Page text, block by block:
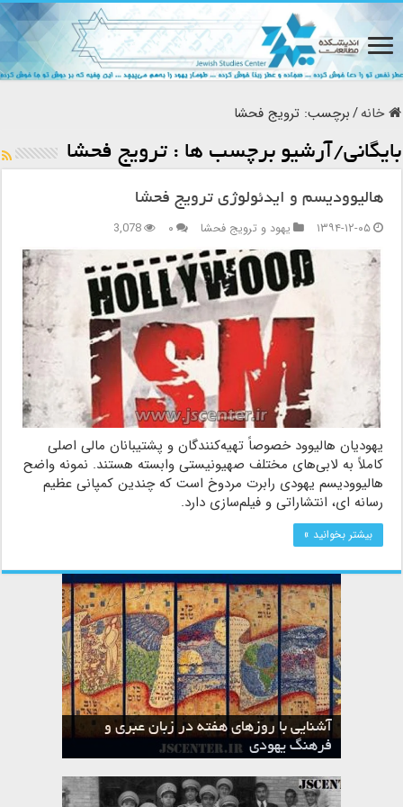
خانه/برچسب:ترویج فحشا
بایگانی/آرشیو برچسب ها :ترویج فحشا
هالیوودیسم و ایدئولوژی ترویج فحشا
۱۳۹۴-۱۲-۰۵
یهود و ترویج فحشا ۰ 3,078
یهودیان هالیوود خصوصاً تهیه‌کنندگان و پشتیبانان مالی اصلی
کاملاً به لابی‌های مختلف صهیونیستی وابسته هستند. نمونه واضح
هالیوودیسم یهودی رابرت مردوخ است که چندین کمپانی عظیم
رسانه ای، انتشاراتی و فیلم‌سازی دارد.
بیشتر بخوانید »
آشنایی با روزهای هفته در زبان عبری و
فرهنگ یهودی
ماه نیسان در تقویم عبری و میراث یهود
تقویم عبری
ماه شواط در تقویم عبری و میراث یهود
ماه طوت در تقویم عبری و میراث یهود
ماه حشوان در تقویم عبری و میراث یهود
ماه تیشری در تقویم عبری و میراث یهود
ماه الول در تقویم عبری و میراث یهود